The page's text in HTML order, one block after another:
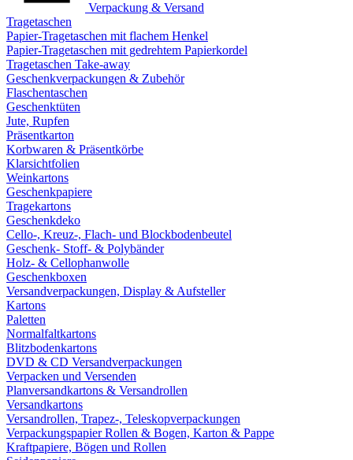
Verpackung & Versand
Tragetaschen
Papier-Tragetaschen mit flachem Henkel
Papier-Tragetaschen mit gedrehtem Papierkordel
Tragetaschen Take-away
Geschenkverpackungen & Zubehör
Flaschentaschen
Geschenktüten
Jute, Rupfen
Präsentkarton
Korbwaren & Präsentkörbe
Klarsichtfolien
Weinkartons
Geschenkpapiere
Tragekartons
Geschenkdeko
Cello-, Kreuz-, Flach- und Blockbodenbeutel
Geschenk- Stoff- & Polybänder
Holz- & Cellophanwolle
Geschenkboxen
Versandverpackungen, Display & Aufsteller
Kartons
Paletten
Normalfaltkartons
Blitzbodenkartons
DVD & CD Versandverpackungen
Verpacken und Versenden
Planversandkartons & Versandrollen
Versandkartons
Versandrollen, Trapez-, Teleskopverpackungen
Verpackungspapier Rollen & Bogen, Karton & Pappe
Kraftpapiere, Bögen und Rollen